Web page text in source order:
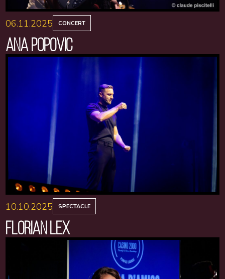
06.11.2025 CONCERT
ANA POPOVIC
10.10.2025 SPECTACLE
FLORIAN LEX